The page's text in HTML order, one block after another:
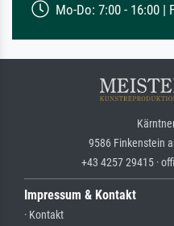
Mo-Do: 7:00 - 16:00 |
9586 Finkenstein
+43 4257 29415 ·
Impressum & Kontakt
· Kontakt